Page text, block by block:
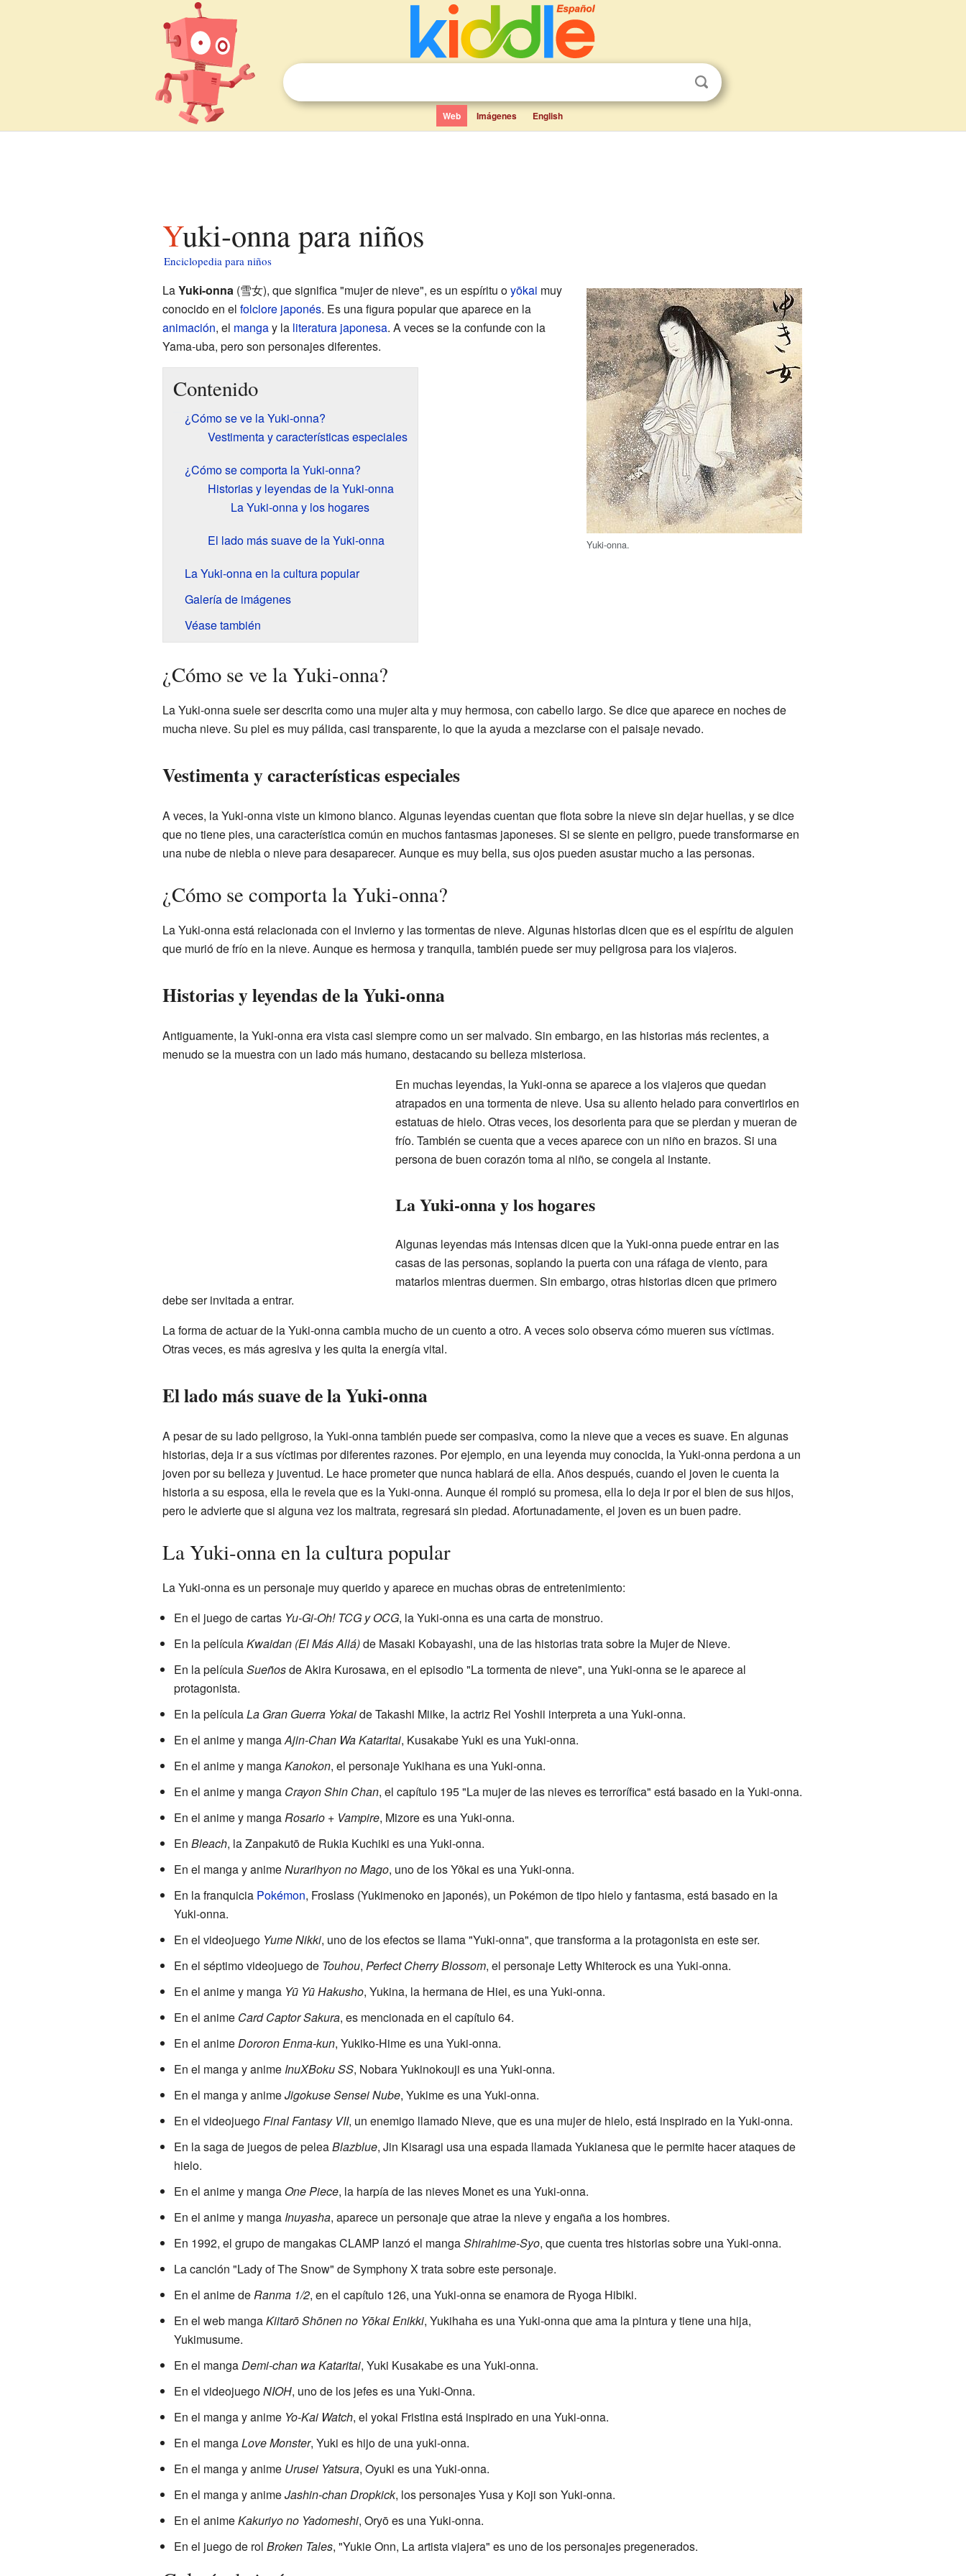
Web Imágenes English
Yuki-onna para niños
Enciclopedia para niños
Yuki-onna.
LaYuki-onna(雪女), que significa "mujer de nieve", es un espíritu oyōkai muy
conocido en el folclore japonés. Es una figura popular que aparece en la
animación, el mangay la literatura japonesa. A veces se la confunde con la
Yama-uba, pero son personajes diferentes.
Contenido
¿Cómo se ve la Yuki-onna?
Vestimenta y características especiales
¿Cómo se comporta la Yuki-onna?
Historias y leyendas de la Yuki-onna
La Yuki-onna y los hogares
El lado más suave de la Yuki-onna
La Yuki-onna en la cultura popular
Galería de imágenes
Véase también
¿Cómo se ve la Yuki-onna?
La Yuki-onna suele ser descrita como una mujer alta y muy hermosa, con cabello largo. Se dice que aparece en noches de
mucha nieve. Su piel es muy pálida, casi transparente, lo que la ayuda a mezclarse con el paisaje nevado.
Vestimenta y características especiales
A veces, la Yuki-onna viste un kimono blanco. Algunas leyendas cuentan que flota sobre la nieve sin dejar huellas, y se dice
que no tiene pies, una característica común en muchos fantasmas japoneses. Si se siente en peligro, puede transformarse en
una nube de niebla o nieve para desaparecer. Aunque es muy bella, sus ojos pueden asustar mucho a las personas.
¿Cómo se comporta la Yuki-onna?
La Yuki-onna está relacionada con el invierno y las tormentas de nieve. Algunas historias dicen que es el espíritu de alguien
que murió de frío en la nieve. Aunque es hermosa y tranquila, también puede ser muy peligrosa para los viajeros.
Historias y leyendas de la Yuki-onna
Antiguamente, la Yuki-onna era vista casi siempre como un ser malvado. Sin embargo, en las historias más recientes, a
menudo se la muestra con un lado más humano, destacando su belleza misteriosa.
En muchas leyendas, la Yuki-onna se aparece a los viajeros que quedan
atrapados en una tormenta de nieve. Usa su aliento helado para convertirlos en
estatuas de hielo. Otras veces, los desorienta para que se pierdan y mueran de
frío. También se cuenta que a veces aparece con un niño en brazos. Si una
persona de buen corazón toma al niño, se congela al instante.
La Yuki-onna y los hogares
Algunas leyendas más intensas dicen que la Yuki-onna puede entrar en las
casas de las personas, soplando la puerta con una ráfaga de viento, para
matarlos mientras duermen. Sin embargo, otras historias dicen que primero
debe ser invitada a entrar.
La forma de actuar de la Yuki-onna cambia mucho de un cuento a otro. A veces solo observa cómo mueren sus víctimas.
Otras veces, es más agresiva y les quita la energía vital.
El lado más suave de la Yuki-onna
A pesar de su lado peligroso, la Yuki-onna también puede ser compasiva, como la nieve que a veces es suave. En algunas
historias, deja ir a sus víctimas por diferentes razones. Por ejemplo, en una leyenda muy conocida, la Yuki-onna perdona a un
joven por su belleza y juventud. Le hace prometer que nunca hablará de ella. Años después, cuando el joven le cuenta la
historia a su esposa, ella le revela que es la Yuki-onna. Aunque él rompió su promesa, ella lo deja ir por el bien de sus hijos,
pero le advierte que si alguna vez los maltrata, regresará sin piedad. Afortunadamente, el joven es un buen padre.
La Yuki-onna en la cultura popular
La Yuki-onna es un personaje muy querido y aparece en muchas obras de entretenimiento:
En el juego de cartas Yu-Gi-Oh! TCG y OCG, la Yuki-onna es una carta de monstruo.
En la películaKwaidan (El Más Allá)de Masaki Kobayashi, una de las historias trata sobre la Mujer de Nieve.
En la películaSueñosde Akira Kurosawa, en el episodio "La tormenta de nieve", una Yuki-onna se le aparece al
protagonista.
En la películaLa Gran Guerra Yokaide Takashi Miike, la actriz Rei Yoshii interpreta a una Yuki-onna.
En el anime y mangaAjin-Chan Wa Kataritai, Kusakabe Yuki es una Yuki-onna.
En el anime y mangaKanokon, el personaje Yukihana es una Yuki-onna.
En el anime y manga Crayon Shin Chan, el capítulo 195 "La mujer de las nieves es terrorífica" está basado en la Yuki-onna.
En el anime y mangaRosario + Vampire, Mizore es una Yuki-onna.
En Bleach, la Zanpakutō de Rukia Kuchiki es una Yuki-onna.
En el manga y animeNurarihyon no Mago, uno de los Yōkai es una Yuki-onna.
En la franquicia Pokémon, Froslass (Yukimenoko en japonés), un Pokémon de tipo hielo y fantasma, está basado en la
Yuki-onna.
En el videojuego Yume Nikki, uno de los efectos se llama "Yuki-onna", que transforma a la protagonista en este ser.
En el séptimo videojuego de Touhou, Perfect Cherry Blossom, el personaje Letty Whiterock es una Yuki-onna.
En el anime y manga Yū Yū Hakusho, Yukina, la hermana de Hiei, es una Yuki-onna.
En el anime Card Captor Sakura, es mencionada en el capítulo 64.
En el animeDororon Enma-kun, Yukiko-Hime es una Yuki-onna.
En el manga y anime InuXBoku SS, Nobara Yukinokouji es una Yuki-onna.
En el manga y animeJigokuse Sensei Nube, Yukime es una Yuki-onna.
En el videojuegoFinal Fantasy VII, un enemigo llamado Nieve, que es una mujer de hielo, está inspirado en la Yuki-onna.
En la saga de juegos de peleaBlazblue, Jin Kisaragi usa una espada llamada Yukianesa que le permite hacer ataques de
hielo.
En el anime y manga One Piece, la harpía de las nieves Monet es una Yuki-onna.
En el anime y manga Inuyasha, aparece un personaje que atrae la nieve y engaña a los hombres.
En 1992, el grupo de mangakas CLAMP lanzó el mangaShirahime-Syo, que cuenta tres historias sobre una Yuki-onna.
La canción "Lady of The Snow" de Symphony X trata sobre este personaje.
En el anime deRanma 1/2, en el capítulo 126, una Yuki-onna se enamora de Ryoga Hibiki.
En el web mangaKiitarō Shōnen no Yōkai Enikki, Yukihaha es una Yuki-onna que ama la pintura y tiene una hija,
Yukimusume.
En el mangaDemi-chan wa Kataritai, Yuki Kusakabe es una Yuki-onna.
En el videojuegoNIOH, uno de los jefes es una Yuki-Onna.
En el manga y anime Yo-Kai Watch, el yokai Fristina está inspirado en una Yuki-onna.
En el mangaLove Monster, Yuki es hijo de una yuki-onna.
En el manga y anime Urusei Yatsura, Oyuki es una Yuki-onna.
En el manga y animeJashin-chan Dropkick, los personajes Yusa y Koji son Yuki-onna.
En el animeKakuriyo no Yadomeshi, Oryō es una Yuki-onna.
En el juego de rol Broken Tales, "Yukie Onn, La artista viajera" es uno de los personajes pregenerados.